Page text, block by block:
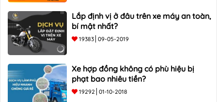
Lắp định vị ở đâu trên xe máy an toàn,
bí mật nhất?
19383 09-05-2019
Xe hợp đồng không có phù hiệu bị
phạt bao nhiêu tiền?
19292 01-10-2018